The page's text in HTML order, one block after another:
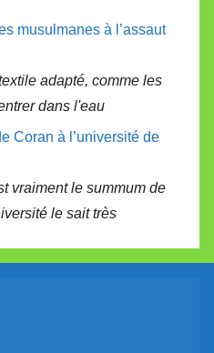
musulmanes à l’assaut
adapté, comme les
dans l'eau
Coran à l’université de
vraiment le summum de
le sait très